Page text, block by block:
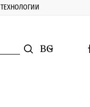
ТЕХНОЛОГИИ
Смяна на